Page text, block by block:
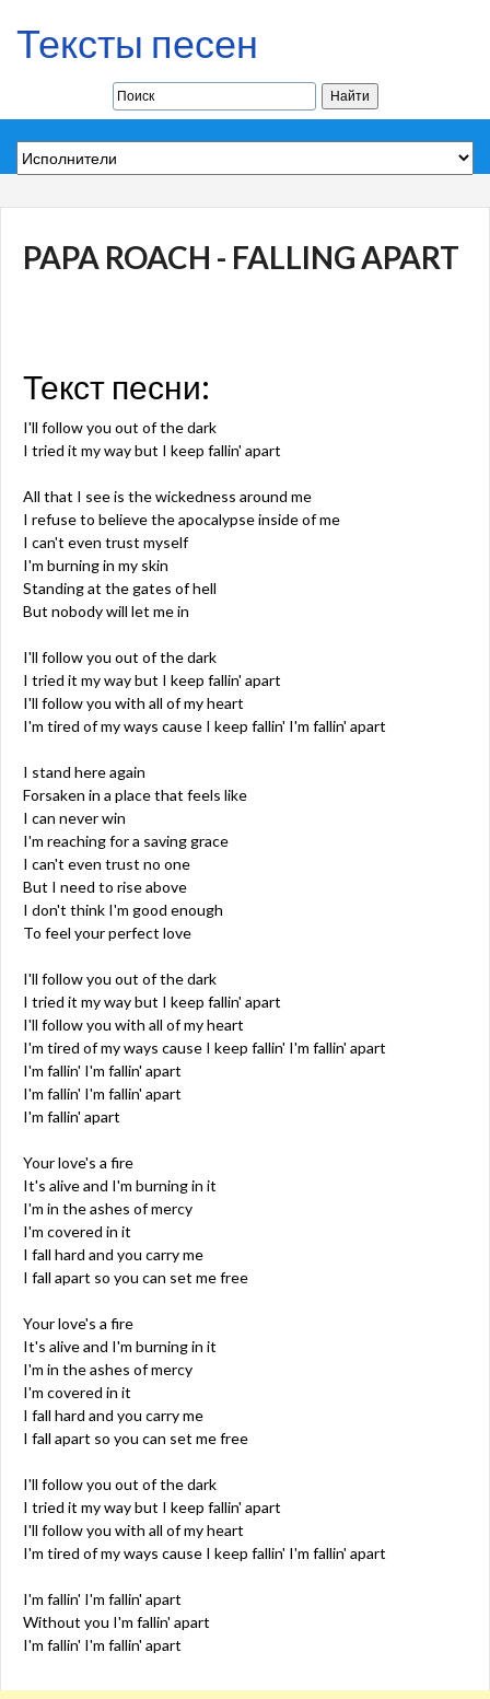
Тексты песен
PAPA ROACH - FALLING APART
Текст песни:
I'll follow you out of the dark
I tried it my way but I keep fallin' apart
All that I see is the wickedness around me
I refuse to believe the apocalypse inside of me
I can't even trust myself
I'm burning in my skin
Standing at the gates of hell
But nobody will let me in
I'll follow you out of the dark
I tried it my way but I keep fallin' apart
I'll follow you with all of my heart
I'm tired of my ways cause I keep fallin' I'm fallin' apart
I stand here again
Forsaken in a place that feels like
I can never win
I'm reaching for a saving grace
I can't even trust no one
But I need to rise above
I don't think I'm good enough
To feel your perfect love
I'll follow you out of the dark
I tried it my way but I keep fallin' apart
I'll follow you with all of my heart
I'm tired of my ways cause I keep fallin' I'm fallin' apart
I'm fallin' I'm fallin' apart
I'm fallin' I'm fallin' apart
I'm fallin' apart
Your love's a fire
It's alive and I'm burning in it
I'm in the ashes of mercy
I'm covered in it
I fall hard and you carry me
I fall apart so you can set me free
Your love's a fire
It's alive and I'm burning in it
I'm in the ashes of mercy
I'm covered in it
I fall hard and you carry me
I fall apart so you can set me free
I'll follow you out of the dark
I tried it my way but I keep fallin' apart
I'll follow you with all of my heart
I'm tired of my ways cause I keep fallin' I'm fallin' apart
I'm fallin' I'm fallin' apart
Without you I'm fallin' apart
I'm fallin' I'm fallin' apart